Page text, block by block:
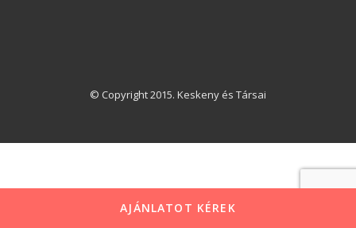
© Copyright 2015. Keskeny és Társai
AJÁNLATOT KÉREK